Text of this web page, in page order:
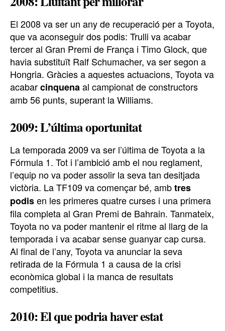
El 2008 va ser un any de recuperació per a Toyota,
que va aconseguir dos podis: Trulli va acabar
tercer al Gran Premi de França i Timo Glock, que
havia substituït Ralf Schumacher, va ser segon a
Hongria. Gràcies a aquestes actuacions, Toyota va
acabarcinquenaal campionat de constructors
amb 56 punts, superant la Williams.
2009: L’última oportunitat
La temporada 2009 va ser l’última de Toyota a la
Fórmula 1. Tot i l’ambició amb el nou reglament,
l’equip no va poder assolir la seva tan desitjada
victòria. La TF109 va començar bé, ambtres
podisen les primeres quatre curses i una primera
fila completa al Gran Premi de Bahrain. Tanmateix,
Toyota no va poder mantenir el ritme al llarg de la
temporada i va acabar sense guanyar cap cursa.
Al final de l’any, Toyota va anunciar la seva
retirada de la Fórmula 1 a causa de la crisi
econòmica global i la manca de resultats
competitius.
2010: El que podria haver estat